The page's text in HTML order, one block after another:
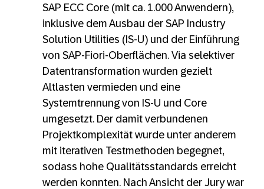
SAP ECC Core (mit ca. 1.000 Anwendern),
inklusive dem Ausbau der SAP Industry
Solution Utilities (IS-U) und der Einführung
von SAP-Fiori-Oberflächen. Via selektiver
Datentransformation wurden gezielt
Altlasten vermieden und eine
Systemtrennung von IS-U und Core
umgesetzt. Der damit verbundenen
Projektkomplexität wurde unter anderem
mit iterativen Testmethoden begegnet,
sodass hohe Qualitätsstandards erreicht
werden konnten. Nach Ansicht der Jury war